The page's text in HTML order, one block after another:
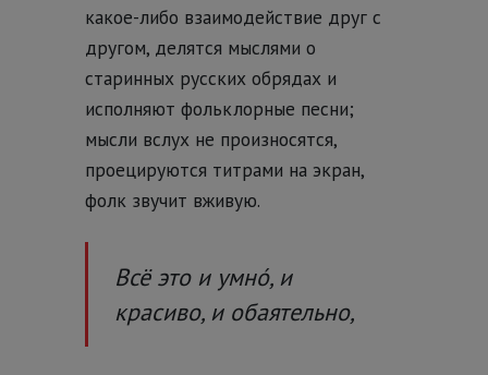
какое-либо взаимодействие друг с
другом, делятся мыслями о
старинных русских обрядах и
исполняют фольклорные песни;
мысли вслух не произносятся,
проецируются титрами на экран,
фолк звучит вживую.
Всё это и умнó, и
красиво, и обаятельно,